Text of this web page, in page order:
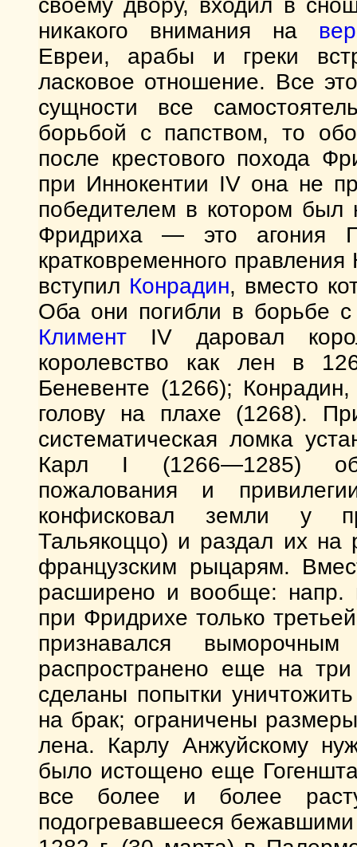
своему двору, входил в
никакого внимания на
Евреи, арабы и греки
ласковое отношение. Все
сущности все
борьбой с папством, то
после крестового похода
при Иннокентии IV она не
победителем в котором
Фридриха — это агония
кратковременного
вступил Конрадин, вместо
Оба они погибли в борьбе
Климент IV даровал
королевство как лен в
Беневенте (1266);
голову на плахе (1268).
систематическая ломка
Карл I (1266—1285)
пожалования и
конфисковал земли у
Тальякоццо) и раздал их
французским рыцарям.
расширено и вообще: напр.
при Фридрихе только
признавался
распространено еще на
сделаны попытки
на брак; ограничены
лена. Карлу Анжуйскому
было истощено еще
все более и более
подогревавшееся